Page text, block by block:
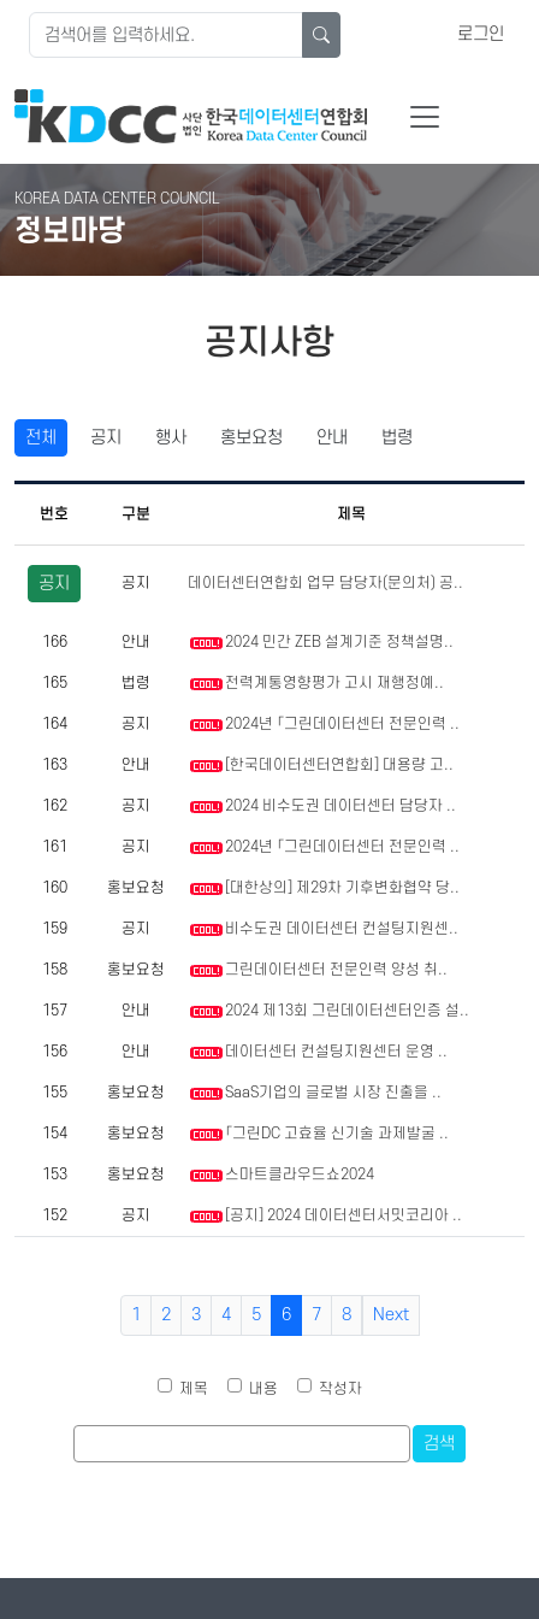
로그인
KOREA DATA CENTER COUNCIL
정보마당
공지사항
전체 공지 행사 홍보요청 안내 법령
번호 구분 제목
공지 공지 데이터센터연합회 업무 담당자(문의처) 공..
166 안내 2024 민간 ZEB 설계기준 정책설명..
165 법령 전력계통영향평가 고시 재행정예..
164 공지 2024년 「그린데이터센터 전문인력 ..
163 안내 [한국데이터센터연합회] 대용량 고..
162 공지 2024 비수도권 데이터센터 담당자 ..
161 공지 2024년 「그린데이터센터 전문인력 ..
160 홍보요청 [대한상의] 제29차 기후변화협약 당..
159 공지 비수도권 데이터센터 컨설팅지원센..
158 홍보요청 그린데이터센터 전문인력 양성 취..
157 안내 2024 제13회 그린데이터센터인증 설..
156 안내 데이터센터 컨설팅지원센터 운영 ..
155 홍보요청 SaaS기업의 글로벌 시장 진출을 ..
154 홍보요청 「그린DC 고효율 신기술 과제발굴 ..
153 홍보요청 스마트클라우드쇼2024
152 공지 [공지] 2024 데이터센터서밋코리아 ..
1 2 3 4 5 6 7 8 Next
제목 내용 작성자
검색